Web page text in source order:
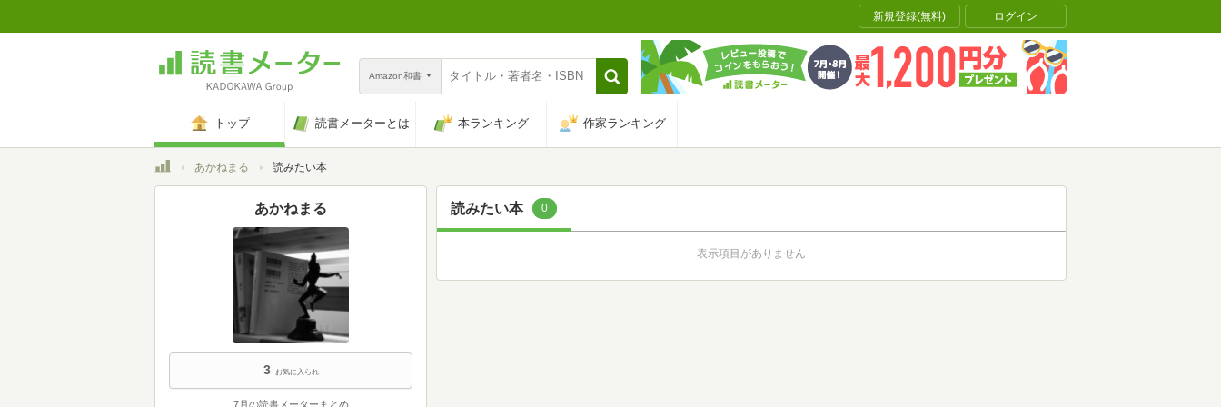
新規登録(無料) ログイン
Amazon和書
トップ 読書メーターとは 本ランキング 作家ランキング
トップあかねまる 読みたい本
読みたい本 0
表示項目がありません
あかねまる
3 お気に入られ
7月の読書メーターまとめ